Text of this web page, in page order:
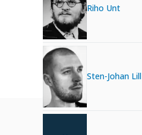
Riho Unt
Sten-Johan Lill